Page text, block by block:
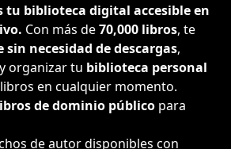
tu biblioteca digital accesible en
Con más de70,000 libros, te
sin necesidad de descargas,
organizar tu biblioteca personal
en cualquier momento.
de dominio público para
de autor disponibles con